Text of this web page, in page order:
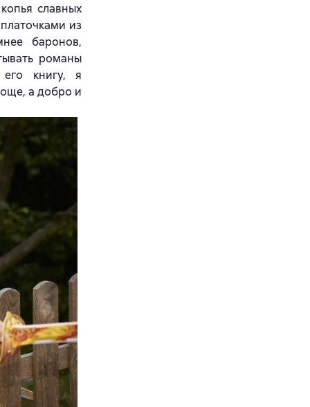
славных
из
баронов,
романы
книгу, я
а добро и